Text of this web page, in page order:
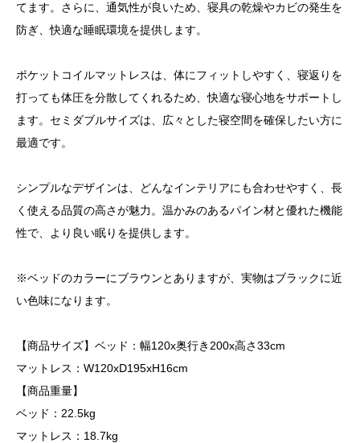
てます。さらに、通気性が良いため、寝具の乾燥やカビの発生を
防ぎ、快適な睡眠環境を提供します。
ポケットコイルマットレスは、体にフィットしやすく、寝返りを
打っても体圧を分散してくれるため、快適な寝心地をサポートし
ます。セミダブルサイズは、広々とした寝空間を確保したい方に
最適です。
シンプルなデザインは、どんなインテリアにも合わせやすく、長
く使える品質の高さが魅力。温かみのあるパイン材と優れた機能
性で、より良い眠りを提供します。
※ベッドのカラーにブラウンとありますが、実物はブラックに近
い色味になります。
【商品サイズ】ベッド：幅120x奥行き200x高さ33cm
マットレス：W120xD195xH16cm
【商品重量】
ベッド：22.5kg
マットレス：18.7kg